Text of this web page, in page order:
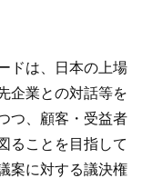
ドは、日本の上場
企業との対話等を
つ、顧客・受益者
ることを目指して
案に対する議決権